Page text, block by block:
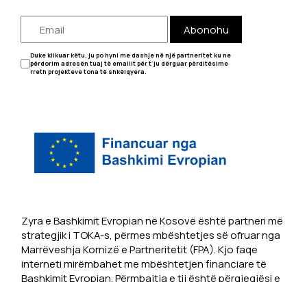
Abonohu
Duke klikuar këtu, ju po hyni me dashje në një partneritet ku ne
përdorim adresën tuaj të emailit për t'ju dërguar përditësime
rreth projekteve tona të shkëlqyera.
Zyra e Bashkimit Evropian në Kosovë është partneri më
strategjik i TOKA-s, përmes mbështetjes së ofruar nga
Marrëveshja Kornizë e Partneritetit (FPA). Kjo faqe
interneti mirëmbahet me mbështetjen financiare të
Bashkimit Evropian. Përmbajtja e tij është përgjegjësi e